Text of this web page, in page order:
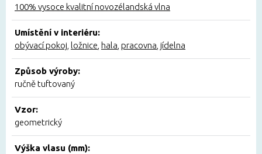
100% vysoce kvalitní novozélandská vlna
Umístění v interiéru:
obývací pokoj ložnice hala pracovna jídelna
Způsob výroby:
ručně tuftovaný
Vzor:
geometrický
Výška vlasu (mm):